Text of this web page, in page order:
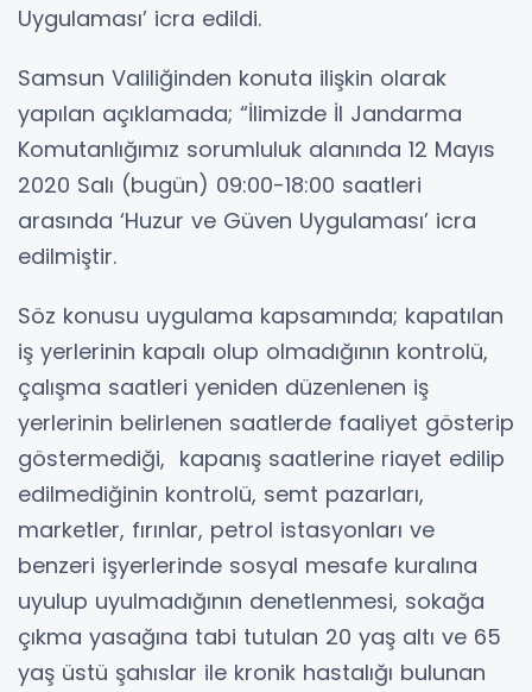
Uygulaması’ icra edildi.
Samsun Valiliğinden konuta ilişkin olarak
yapılan açıklamada; “İlimizde İl Jandarma
Komutanlığımız sorumluluk alanında 12 Mayıs
2020 Salı (bugün) 09:00-18:00 saatleri
arasında ‘Huzur ve Güven Uygulaması’ icra
edilmiştir.
Söz konusu uygulama kapsamında; kapatılan
iş yerlerinin kapalı olup olmadığının kontrolü,
çalışma saatleri yeniden düzenlenen iş
yerlerinin belirlenen saatlerde faaliyet gösterip
göstermediği, kapanış saatlerine riayet edilip
edilmediğinin kontrolü, semt pazarları,
marketler, fırınlar, petrol istasyonları ve
benzeri işyerlerinde sosyal mesafe kuralına
uyulup uyulmadığının denetlenmesi, sokağa
çıkma yasağına tabi tutulan 20 yaş altı ve 65
yaş üstü şahıslar ile kronik hastalığı bulunan